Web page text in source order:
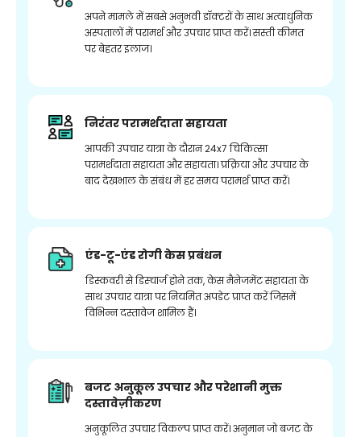
अपने मामले में सबसे अनुभवी डॉक्टरों के साथ अत्याधुनिक
अस्पतालों में परामर्श और उपचार प्राप्त करें। सस्ती कीमत
पर बेहतर इलाज।
निरंतर परामर्शदाता सहायता
आपकी उपचार यात्रा के दौरान 24x7 चिकित्सा
परामर्शदाता सहायता और सहायता। प्रक्रिया और उपचार के
बाद देखभाल के संबंध में हर समय परामर्श प्राप्त करें।
एंड-टू-एंड रोगी केस प्रबंधन
डिस्कवरी से डिस्चार्ज होने तक, केस मैनेजमेंट सहायता के
साथ उपचार यात्रा पर नियमित अपडेट प्राप्त करें जिसमें
विभिन्न दस्तावेज शामिल हैं।
बजट अनुकूल उपचार और परेशानी मुक्त
दस्तावेज़ीकरण
अनुकूलित उपचार विकल्प प्राप्त करें। अनुमान जो बजट के